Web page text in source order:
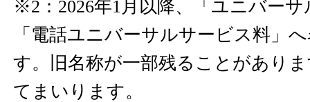
※2：2026年1月以降、「ユニバー
「電話ユニバーサルサービス料」
す。旧名称が一部残ることがあり
てまいります。